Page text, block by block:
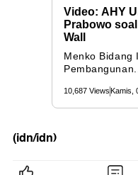
(idn/idn)